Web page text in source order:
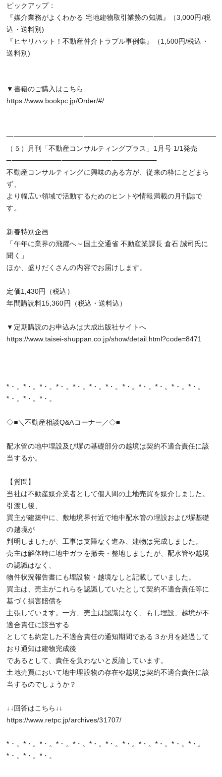
ピックアップ：
『媒介業務がよくわかる 宅地建物取引業務の知識』（3,000円/税
込・送料別)
『ヒヤリハット！不動産仲介トラブル事例集』（1,500円/税込・
送料別)
▼書籍のご購入はこちら
https://www.bookpc.jp/Order/#/
━━━━━━━━━━━━━━━━━━━━━━━━━━━━━━
（５）月刊「不動産コンサルティングプラス」1月号 1/1発売
──────────────────────────────
不動産コンサルティングに興味のある方が、従来の枠にとどまら
ず、
より幅広い領域で活動するためのヒントや情報満載の月刊誌で
す。
新春特別企画
「午年に業界の飛躍へ～国土交通省 不動産業課長 倉石 誠司氏に
聞く」
ほか、盛りだくさんの内容でお届けします。
定価1,430円（税込）
年間購読料15,360円（税込・送料込）
▼定期購読のお申込みは大成出版社サイトへ
https://www.taisei-shuppan.co.jp/show/detail.html?code=8471
*・。*・。*・。*・。*・。*・。*・。*・。*・。*・。*・。*・。
*・。*・。*・。
◇■＼不動産相談Q&Aコーナー／◇■
配水管の地中埋設及び塀の基礎部分の越境は契約不適合責任に該
当するか。
【質問】
当社は不動産媒介業者として個人間の土地売買を媒介しました。
引渡し後、
買主が建築中に、敷地境界付近で地中配水管の埋設および塀基礎
の越境が
判明しましたが、工事は支障なく進み、建物は完成しました。
売主は解体時に地中ガラを撤去・整地しましたが、配水管や越境
の認識はなく、
物件状況報告書にも埋設物・越境なしと記載していました。
買主は、売主がこれらを認識していたとして契約不適合責任等に
基づく損害賠償を
主張しています。一方、売主は認識はなく、もし埋設、越境が不
適合責任に該当する
としても約定した不適合責任の通知期間である３か月を経過して
おり通知は建物完成後
であるとして、責任を負わないと反論しています。
土地売買において地中埋設物の存在や越境は契約不適合責任に該
当するのでしょうか？
↓↓回答はこちら↓↓
https://www.retpc.jp/archives/31707/
*・。*・。*・。*・。*・。*・。*・。*・。*・。*・。*・。*・。
*・。*・。*・。